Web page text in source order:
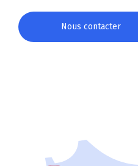
Nous contacter